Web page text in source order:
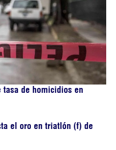
de homicidios en
el oro en triatlón (f) de